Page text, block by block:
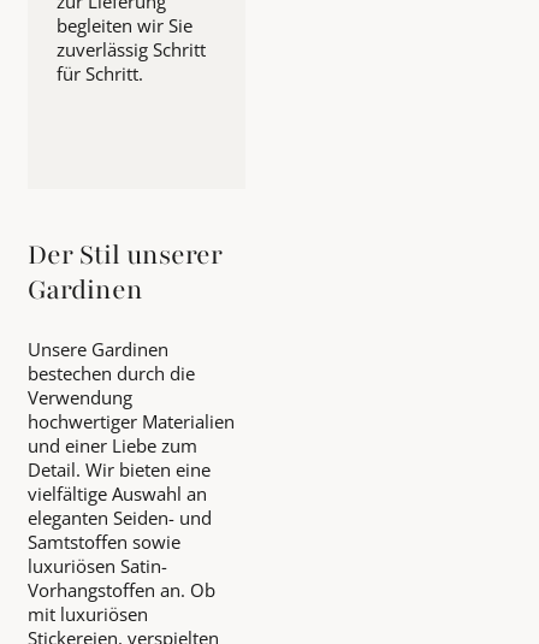
begleiten wir Sie
zuverlässig Schritt
für Schritt.
Der Stil unserer
Gardinen
Unsere Gardinen
bestechen durch die
Verwendung
hochwertiger Materialien
und einer Liebe zum
Detail. Wir bieten eine
vielfältige Auswahl an
eleganten Seiden- und
Samtstoffen sowie
luxuriösen Satin-
Vorhangstoffen an. Ob
mit luxuriösen
Stickereien, verspielten